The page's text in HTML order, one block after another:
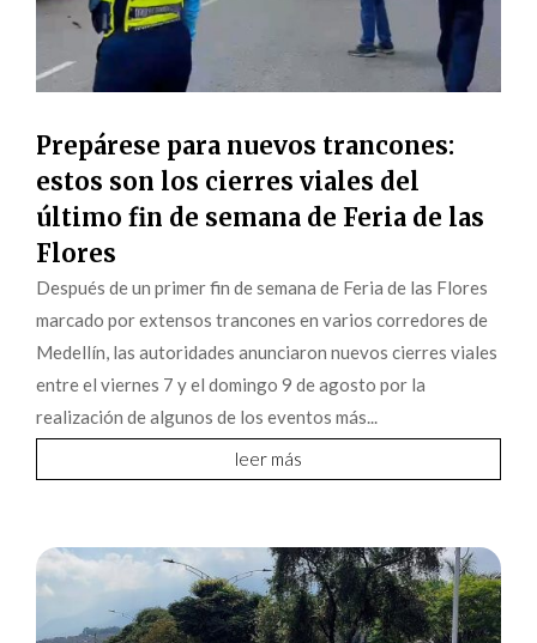
Prepárese para nuevos trancones:
estos son los cierres viales del
último fin de semana de Feria de las
Flores
Después de un primer fin de semana de Feria de las Flores
marcado por extensos trancones en varios corredores de
Medellín, las autoridades anunciaron nuevos cierres viales
entre el viernes 7 y el domingo 9 de agosto por la
realización de algunos de los eventos más...
leer más